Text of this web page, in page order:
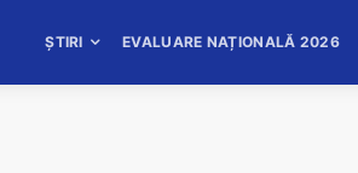
ȘTIRI EVALUARE NAȚIONALĂ 2026